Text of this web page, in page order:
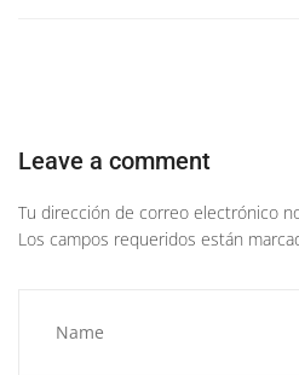
Leave a comment
Tu dirección de correo electrónico
Los campos requeridos están